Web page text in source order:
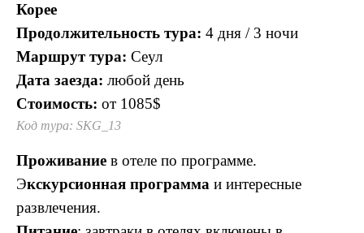
Корее
Продолжительность тура: 4 дня / 3 ночи
Маршрут тура: Сеул
Дата заезда: любой день
Стоимость: от 1085$
Код тура: SKG_13
Проживание в отеле по программе.
Экскурсионная программа и интересные
развлечения.